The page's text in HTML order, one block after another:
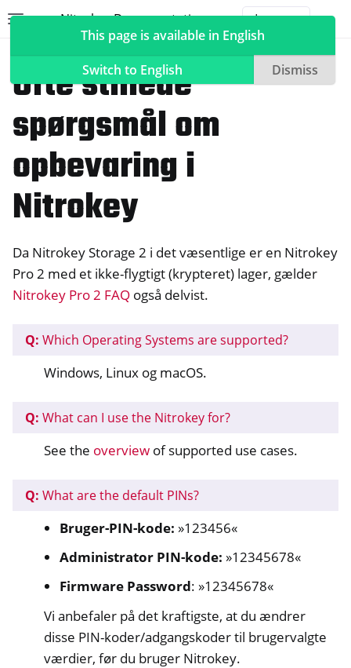
Nitrokey Documentation
navigation of Features
navigation of Nitrokey 3
navigation of Nitrokey Passkey
navigation of Nitrokey FIDO2
navigation of Nitrokey HSM 2
navigation of Nitrokey Start
navigation of Nitrokey Storage 2
navigation of NitroPad, NitroPC
navigation of NitroPhone, NitroTablet
navigation of NitroWall
navigation of NitroWall NW750
Ofte stillede
spørgsmål om
opbevaring i
Nitrokey
Da Nitrokey Storage 2 i det væsentlige er en Nitrokey
Pro 2 med et ikke-flygtigt (krypteret) lager, gælder
Nitrokey Pro 2 FAQ også delvist.
Q: Which Operating Systems are supported?
Windows, Linux og macOS.
Q: What can I use the Nitrokey for?
See the overview of supported use cases.
Q: What are the default PINs?
Bruger-PIN-kode: »123456«
Administrator PIN-kode: »12345678«
Firmware Password: »12345678«
Vi anbefaler på det kraftigste, at du ændrer
disse PIN-koder/adgangskoder til brugervalgte
værdier, før du bruger Nitrokey.
This page is available in English
Switch to English
Dismiss